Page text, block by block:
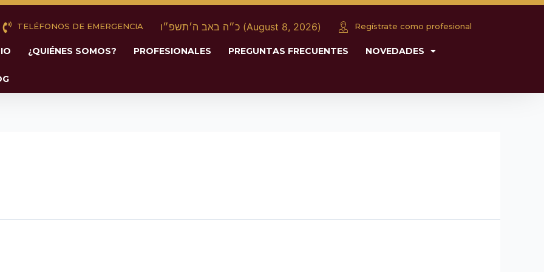
TELÉFONOS DE EMERGENCIA כ״ה באב ה׳תשפ״ו (August 8, 2026) Regístrate como profesional
¿QUIÉNES SOMOS? PROFESIONALES PREGUNTAS FRECUENTES NOVEDADES